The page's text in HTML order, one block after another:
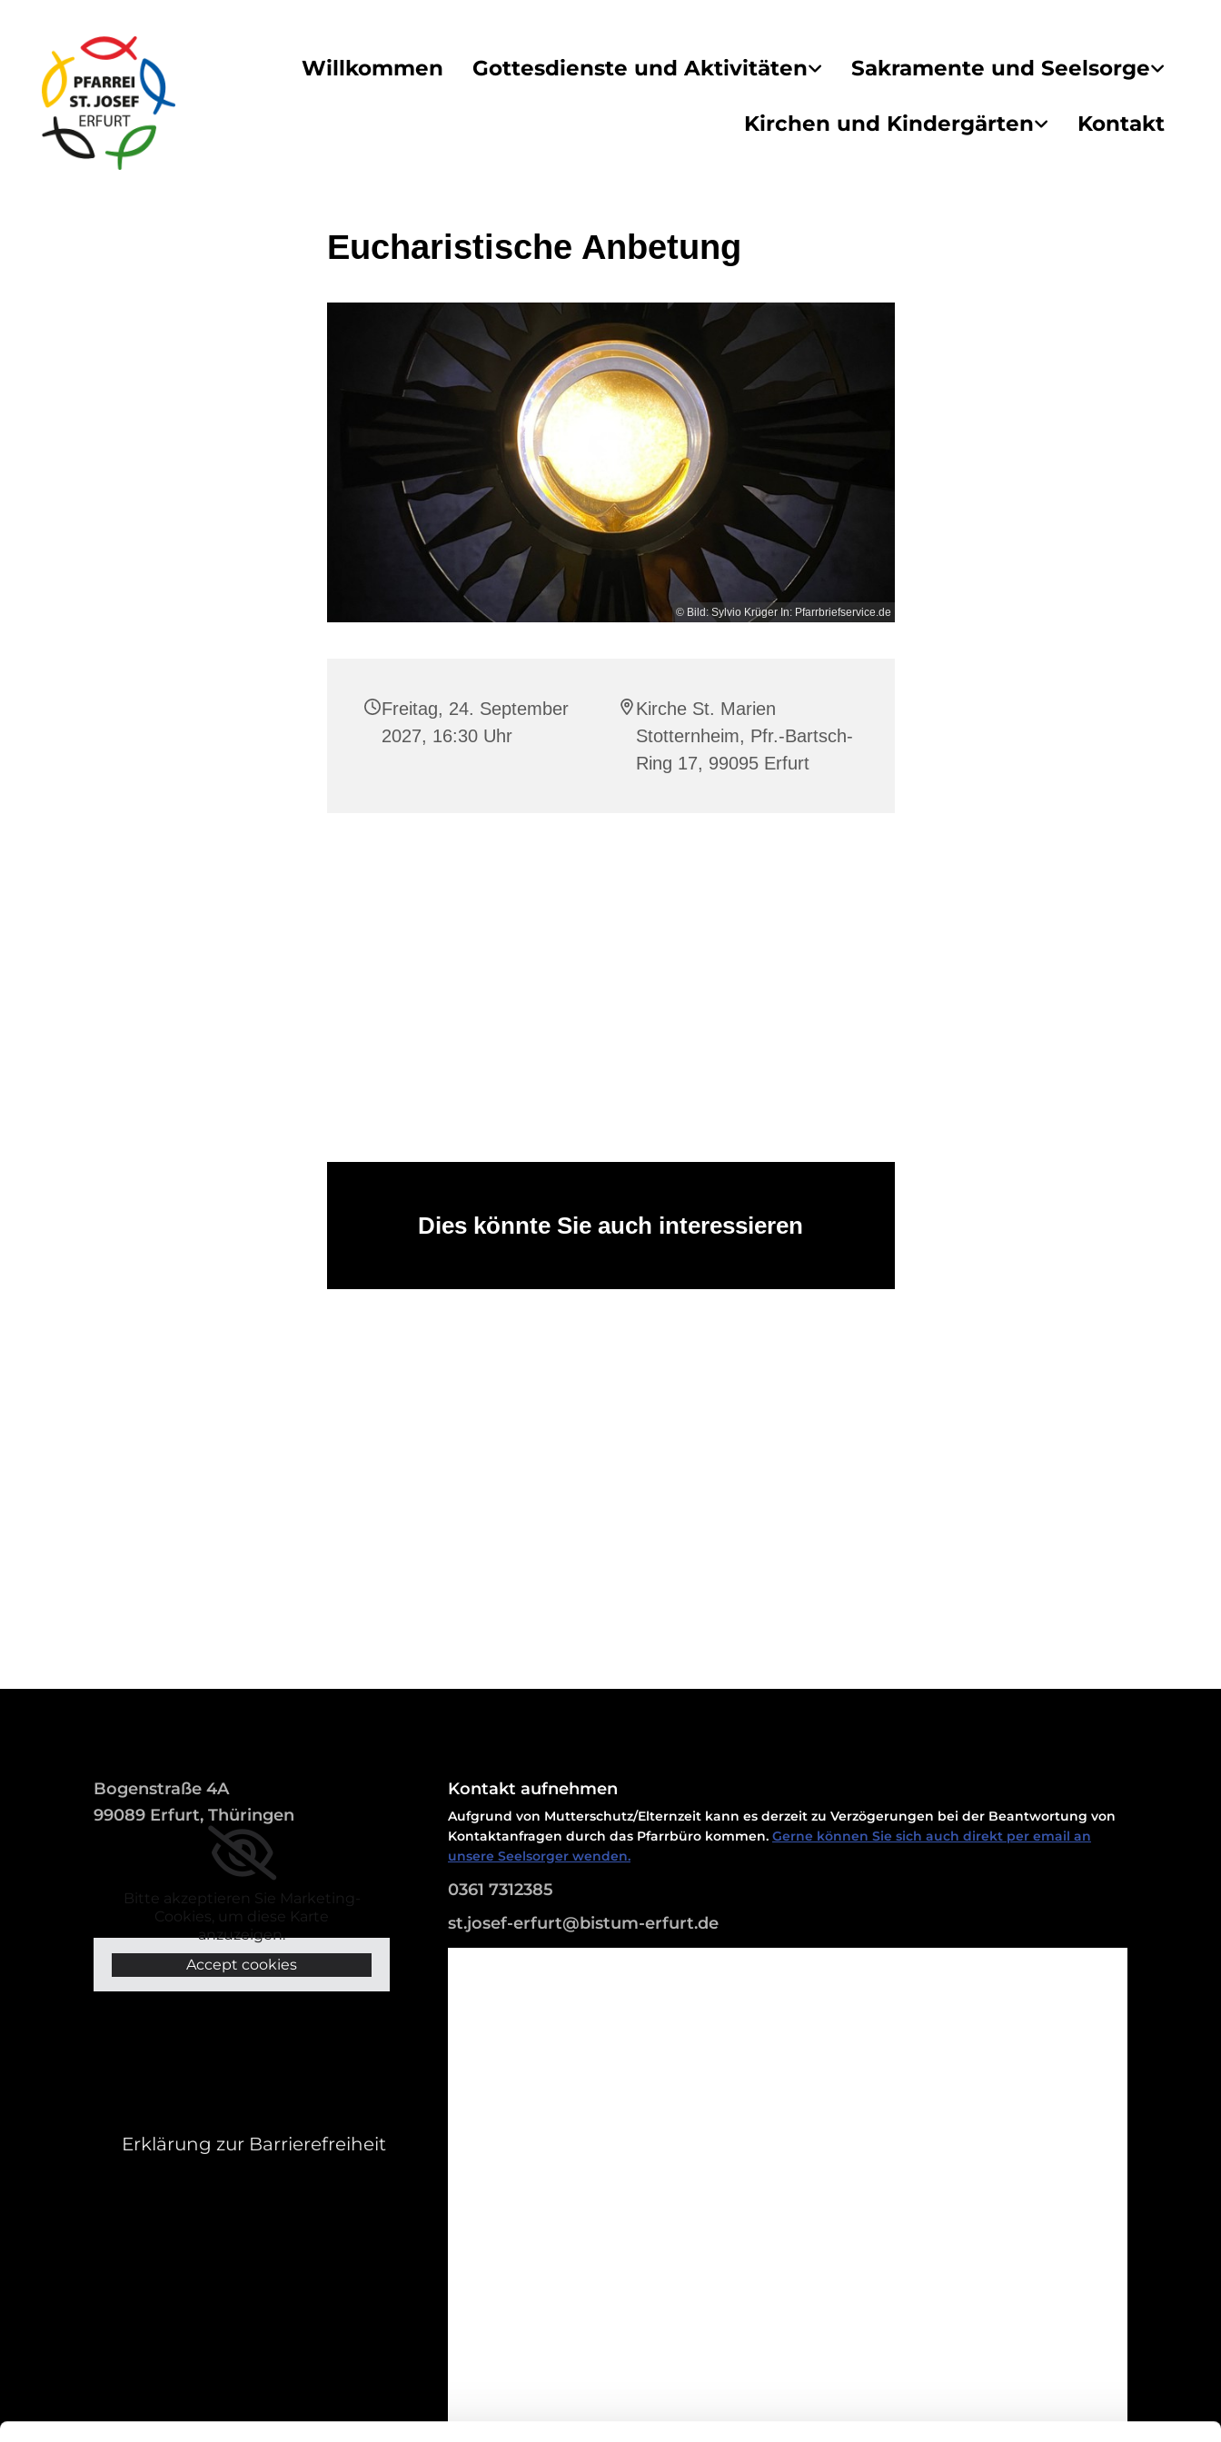
Willkommen Gottesdienste und Aktivitäten Sakramente und Seelsorge
Kirchen und Kindergärten Kontakt
Eucharistische Anbetung
© Bild: Sylvio Krüger In: Pfarrbriefservice.de
Freitag, 24. September
2027, 16:30 Uhr
Kirche St. Marien
Stotternheim, Pfr.-Bartsch-
Ring 17, 99095 Erfurt
Dies könnte Sie auch interessieren
Bogenstraße 4A
99089 Erfurt, Thüringen
Bitte akzeptieren Sie Marketing-
Cookies, um diese Karte
anzuzeigen.
Accept cookies
Erklärung zur Barrierefreiheit
Kontakt aufnehmen
Aufgrund von Mutterschutz/Elternzeit kann es derzeit zu Verzögerungen bei der Beantwortung von
Kontaktanfragen durch das Pfarrbüro kommen. Gerne können Sie sich auch direkt per email an
unsere Seelsorger wenden.
0361 7312385
st.josef-erfurt@bistum-erfurt.de